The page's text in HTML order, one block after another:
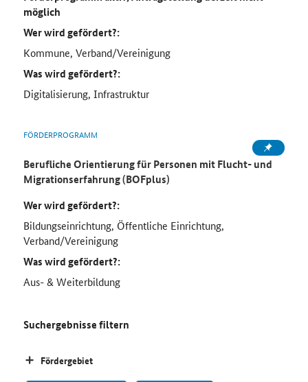
möglich
Wer wird gefördert?:
Kommune, Verband/Vereinigung
Was wird gefördert?:
Digitalisierung, Infrastruktur
FÖRDERPROGRAMM
Berufliche Orientierung für Personen mit Flucht- und
Migrationserfahrung (BOFplus)
Wer wird gefördert?:
Bildungseinrichtung, Öffentliche Einrichtung,
Verband/Vereinigung
Was wird gefördert?:
Aus- & Weiterbildung
Suchergebnisse filtern
Fördergebiet